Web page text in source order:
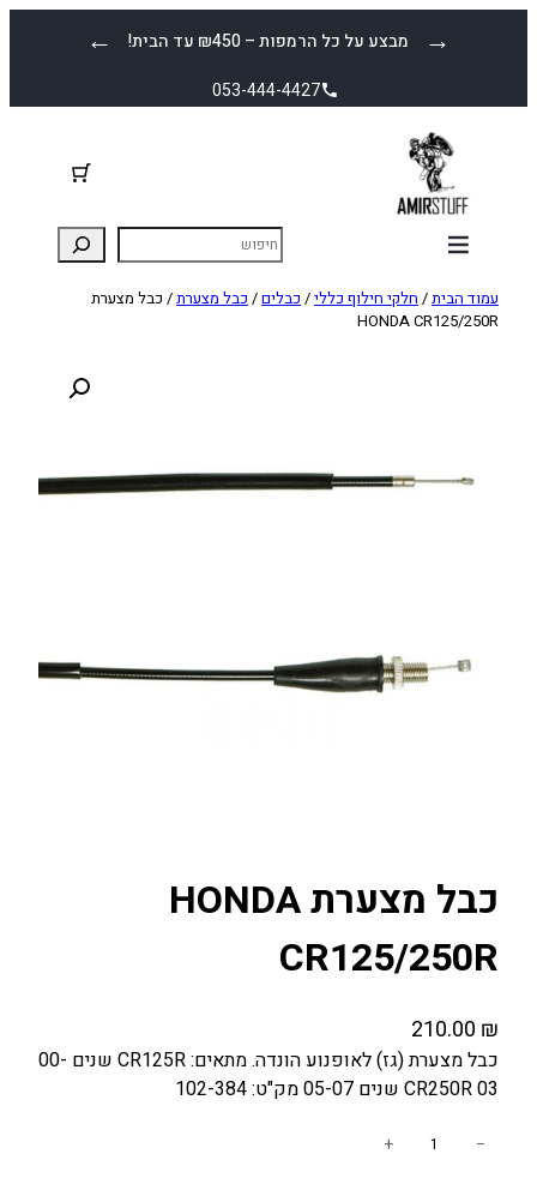
← מבצע על כל הרמפות – ₪450 עד הבית! →
053-444-4427
עמוד הבית/ חלקי חילוף כללי/ כבלים/ כבל מצערת/ כבל מצערת
HONDA CR125/250R
כבל מצערת HONDA
CR125/250R
210.00 ₪
כבל מצערת (גז) לאופנוע הונדה. מתאים: CR125R שנים 00-
03 CR250R שנים 05-07 מק"ט: 102-384
−
+